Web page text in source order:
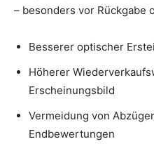
– besonders vor Rückgabe
Besserer optischer
Höherer
Erscheinungsbild
Vermeidung von
Endbewertungen